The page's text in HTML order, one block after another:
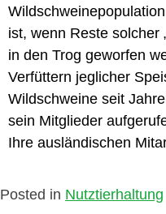
ist, wenn Reste solcher
in den Trog geworfen
Verfüttern jeglicher
Wildschweine seit
sein Mitglieder
Ihre ausländischen
Posted in Nutztierhaltung